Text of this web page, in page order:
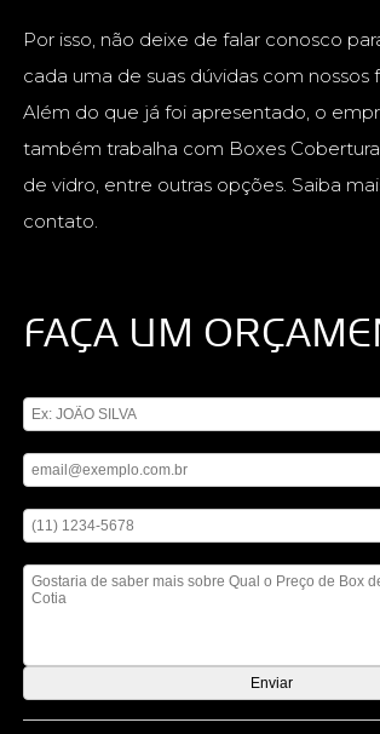
Por isso, não deixe de falar conosco
cada uma de suas dúvidas com nossos
Além do que já foi apresentado, o
também trabalha com Boxes
de vidro, entre outras opções. Saiba
contato.
FAÇA UM